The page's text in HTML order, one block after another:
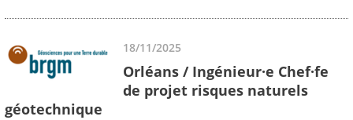
18/11/2025
Orléans / Ingénieur·e Chef·fe
de projet risques naturels
géotechnique